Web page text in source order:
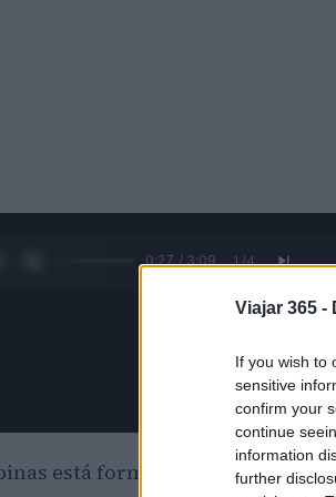
Viajar 365 -
If you wish to
sensitive
confirm your
continue
information
further
0:28 / 3:09 1/4
está formada por más de